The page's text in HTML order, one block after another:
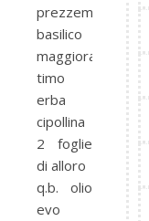
prezzemolo
basilico
maggiorana
timo
erba
cipollina
2 foglie
di alloro
q.b. olio
evo